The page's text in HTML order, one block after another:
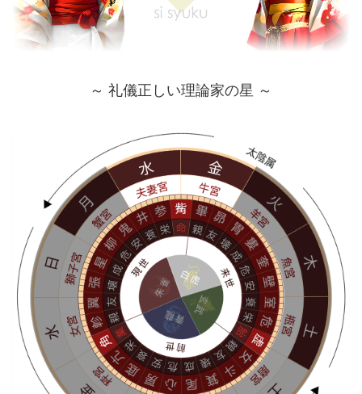
～ 礼儀正しい理論家の星 ～